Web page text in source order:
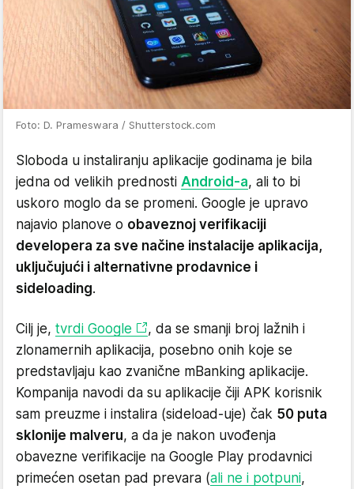
Foto: D. Prameswara / Shutterstock.com
Sloboda u instaliranju aplikacije godinama je bila
jedna od velikih prednosti Android-a, ali to bi
uskoro moglo da se promeni. Google je upravo
najavio planove o obaveznoj verifikaciji
developera za sve načine instalacije aplikacija,
uključujući i alternativne prodavnice i
sideloading.
Cilj je, tvrdi Google
, da se smanji broj lažnih i
zlonamernih aplikacija, posebno onih koje se
predstavljaju kao zvanične mBanking aplikacije.
Kompanija navodi da su aplikacije čiji APK korisnik
sam preuzme i instalira (sideload-uje) čak 50 puta
sklonije malveru, a da je nakon uvođenja
obavezne verifikacije na Google Play prodavnici
primećen osetan pad prevara (ali ne i potpuni,